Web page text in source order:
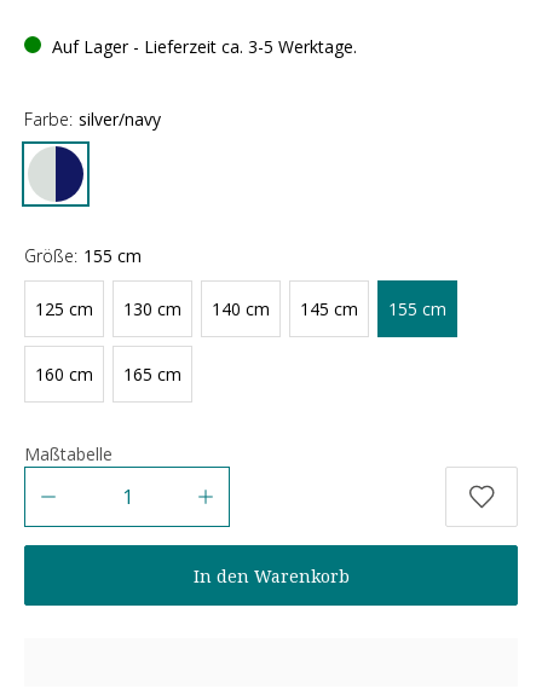
Auf Lager - Lieferzeit ca. 3-5 Werktage.
Farbe: silver/navy
Größe: 155 cm
125 cm 130 cm 140 cm 145 cm 155 cm
160 cm 165 cm
Maßtabelle
In den Warenkorb